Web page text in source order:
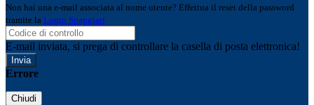
Non hai una e-mail associata al nome utente? Effettua il reset della password
tramite la Login Spaggiari
E-mail inviata, si prega di controllare la casella di posta elettronica!
Errore
Chiudi